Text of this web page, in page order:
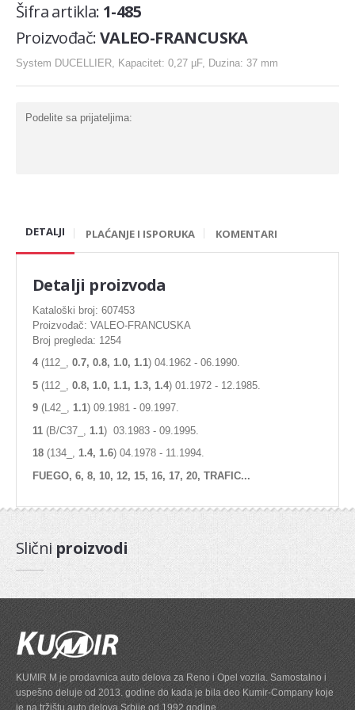
Karike
Komplet za generalnu
DIHTUNG
Dihtung glave
Dihtung izduva
Dihtung komplet
Dihtung poklopca
Dihtung dekle lanca
Pumpa za gorivo
Potenciometar
Regulator
Protokomer
Elektromagnetni ventil
SENZOR
Šifra artikla: 1-485
Proizvođač:VALEO-FRANCUSKA
System DUCELLIER, Kapacitet: 0,27 µF, Duzina: 37 mm
Podelite sa prijateljima:
DETALJI PLAĆANJE I ISPORUKA KOMENTARI
Detalji proizvoda
Kataloški broj: 607453
Proizvođač: VALEO-FRANCUSKA
Broj pregleda: 1254
4 (112_, 0.7, 0.8, 1.0, 1.1) 04.1962 - 06.1990.
5 (112_, 0.8, 1.0, 1.1, 1.3, 1.4) 01.1972 - 12.1985.
9 (L42_, 1.1) 09.1981 - 09.1997.
11 (B/C37_, 1.1) 03.1983 - 09.1995.
18 (134_, 1.4, 1.6) 04.1978 - 11.1994.
FUEGO, 6, 8, 10, 12, 15, 16, 17, 20, TRAFIC...
Slični proizvodi
KUMIR M je prodavnica auto delova za Reno i Opel vozila. Samostalno i
uspešno deluje od 2013. godine do kada je bila deo Kumir-Company koje